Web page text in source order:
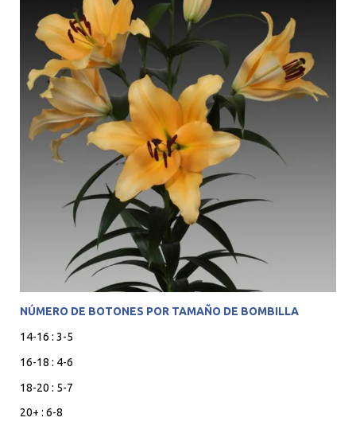
NÚMERO DE BOTONES POR TAMAÑO DE BOMBILLA
14-16 : 3-5
16-18 : 4-6
18-20 : 5-7
20+ : 6-8